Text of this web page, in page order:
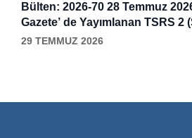
Bülten: 2026-70 28 Temmuz
Gazete’ de Yayımlanan TSRS 2
Emisyonlarının Açıklanması)
29 TEMMUZ 2026